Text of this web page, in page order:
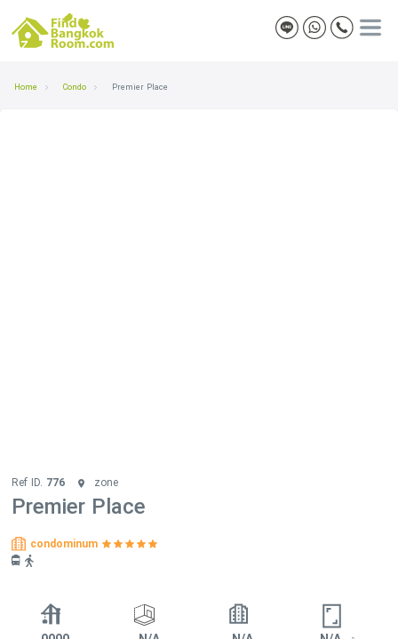
Home Condo Premier Place
Ref ID. 776 zone
Premier Place
condominum